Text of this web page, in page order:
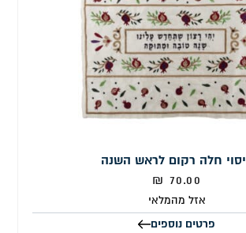
חלה רקום לראש השנה
70.00
₪
אזל מהמלאי
פרטים נוספים